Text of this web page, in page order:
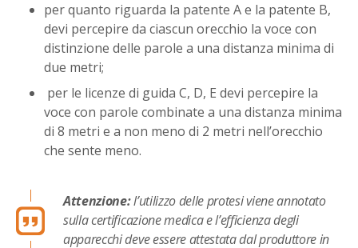
per quanto riguarda la patente A e la patente B,
devi percepire da ciascun orecchio la voce con
distinzione delle parole a una distanza minima di
due metri;
per le licenze di guida C, D, E devi percepire la
voce con parole combinate a una distanza minima
di 8 metri e a non meno di 2 metri nell’orecchio
che sente meno.
Attenzione:l’utilizzo delle protesi viene annotato
sulla certificazione medica e l’efficienza degli
apparecchi deve essere attestata dal produttore in